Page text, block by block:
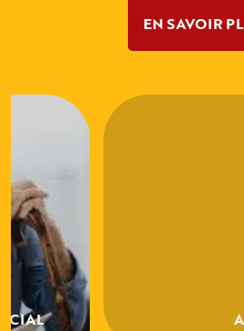
AIDE-
EN SAVOIR